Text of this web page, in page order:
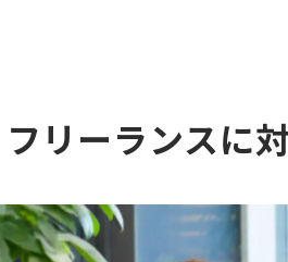
フリーランスに